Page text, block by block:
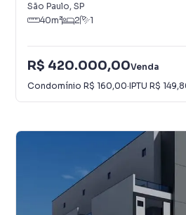
São Paulo, SP
40m² 2 1
R$ 420.000,00Venda
Condomínio R$ 160,00·IPTU R$